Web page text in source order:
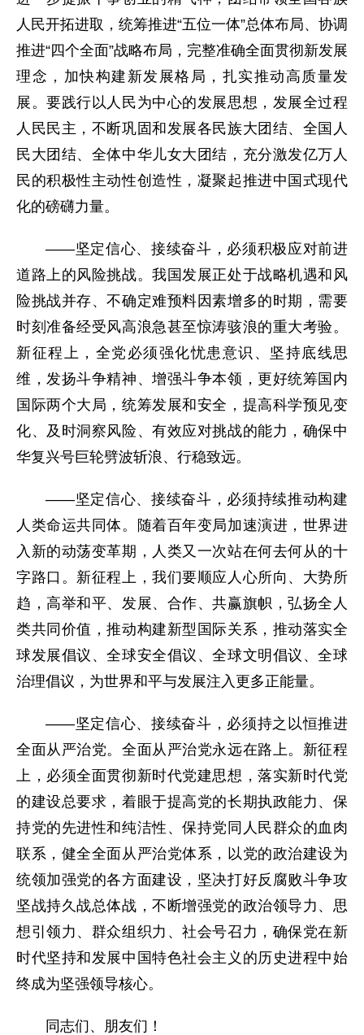
人民开拓进取，统筹推进“五位一体”总体布局、协调
推进“四个全面”战略布局，完整准确全面贯彻新发展
理念，加快构建新发展格局，扎实推动高质量发
展。要践行以人民为中心的发展思想，发展全过程
人民民主，不断巩固和发展各民族大团结、全国人
民大团结、全体中华儿女大团结，充分激发亿万人
民的积极性主动性创造性，凝聚起推进中国式现代
化的磅礴力量。
——坚定信心、接续奋斗，必须积极应对前进
道路上的风险挑战。我国发展正处于战略机遇和风
险挑战并存、不确定难预料因素增多的时期，需要
时刻准备经受风高浪急甚至惊涛骇浪的重大考验。
新征程上，全党必须强化忧患意识、坚持底线思
维，发扬斗争精神、增强斗争本领，更好统筹国内
国际两个大局，统筹发展和安全，提高科学预见变
化、及时洞察风险、有效应对挑战的能力，确保中
华复兴号巨轮劈波斩浪、行稳致远。
——坚定信心、接续奋斗，必须持续推动构建
人类命运共同体。随着百年变局加速演进，世界进
入新的动荡变革期，人类又一次站在何去何从的十
字路口。新征程上，我们要顺应人心所向、大势所
趋，高举和平、发展、合作、共赢旗帜，弘扬全人
类共同价值，推动构建新型国际关系，推动落实全
球发展倡议、全球安全倡议、全球文明倡议、全球
治理倡议，为世界和平与发展注入更多正能量。
——坚定信心、接续奋斗，必须持之以恒推进
全面从严治党。全面从严治党永远在路上。新征程
上，必须全面贯彻新时代党建思想，落实新时代党
的建设总要求，着眼于提高党的长期执政能力、保
持党的先进性和纯洁性、保持党同人民群众的血肉
联系，健全全面从严治党体系，以党的政治建设为
统领加强党的各方面建设，坚决打好反腐败斗争攻
坚战持久战总体战，不断增强党的政治领导力、思
想引领力、群众组织力、社会号召力，确保党在新
时代坚持和发展中国特色社会主义的历史进程中始
终成为坚强领导核心。
同志们、朋友们！